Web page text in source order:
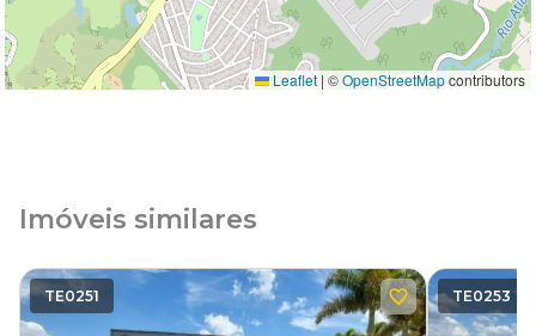
Leaflet | ©OpenStreetMapcontributors
Imóveis similares
TE0251 TE0253